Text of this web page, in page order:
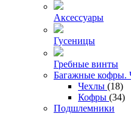
Аксессуары
Гусеницы
Гребные винты
Багажные кофры.
Чехлы (18)
Кофры (34)
Подшлемники